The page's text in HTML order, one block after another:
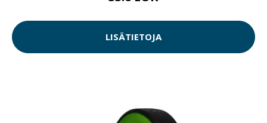
LISÄTIETOJA